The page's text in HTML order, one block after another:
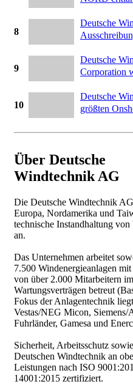
8
Deutsche
9
Deutsche
Corporation
10
Deutsche
größten
Über Deutsche
Windtechnik AG
Die Deutsche Windtechnik
Europa, Nordamerika und
technische Instandhaltung
an.
Das Unternehmen arbeitet
7.500 Windenergieanlagen
von über 2.000 Mitarbeitern
Wartungsverträgen betreut
Fokus der Anlagentechnik
Vestas/NEG Micon,
Fuhrländer, Gamesa und
Sicherheit, Arbeitsschutz
Deutschen Windtechnik an
Leistungen nach ISO
14001:2015 zertifiziert.